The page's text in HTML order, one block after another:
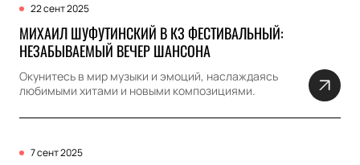
22 сент 2025
МИХАИЛ ШУФУТИНСКИЙ В КЗ ФЕСТИВАЛЬНЫЙ:
НЕЗАБЫВАЕМЫЙ ВЕЧЕР ШАНСОНА
Окунитесь в мир музыки и эмоций, наслаждаясь
любимыми хитами и новыми композициями.
7 сент 2025